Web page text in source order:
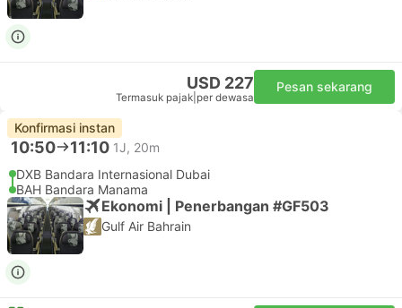
USD 227
Termasuk pajak per dewasa
Pesan sekarang
Konfirmasi instan
10:50 11:10 1J, 20m
DXB Bandara Internasional Dubai
BAH Bandara Manama
Ekonomi | Penerbangan #GF503
Gulf Air Bahrain